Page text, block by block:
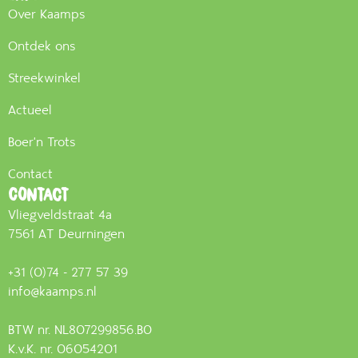
Over Kaamps
Ontdek ons
Streekwinkel
Actueel
Boer'n Trots
Contact
Contact
Vliegveldstraat 4a
7561 AT Deurningen
+31 (0)74 - 277 57 39
info@kaamps.nl
BTW nr. NL807299856.B0
K.v.K. nr. 06054201